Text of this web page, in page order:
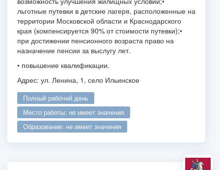
льготные путевки в детские лагеря, расположенные на
территории Московской области и Краснодарского
края (компенсируется 90% от стоимости путевки);•
при достижении пенсионного возраста право на
назначение пенсии за выслугу лет.
• повышение квалификации.
Адрес: ул. Ленина, 1, село Ильинское
полный рабочий день
место работы: не имеет значения
образование: не имеет значения